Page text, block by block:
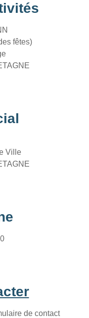
fêtes)
Ville
de contact